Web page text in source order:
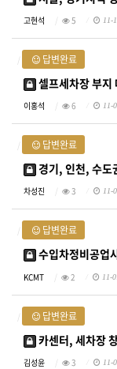
고현석 5 11-
답변완료
셀프세차장 부지
이홍석 6 11-
답변완료
경기, 인천, 수도
차성진 3 11-
답변완료
수입차정비공업
KCMT 2 11-
답변완료
카센터, 세차장
김성윤 3 11-